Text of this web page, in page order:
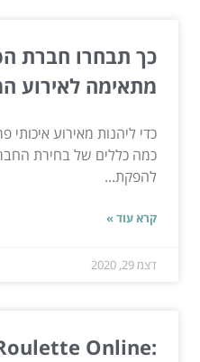
כך תבחרו חברת
מתאימה לאירוע
כדי ליהנות מאירוע איכותי
כמה כללים של בחירת
להפקת...
קרא עוד »
דצמ 29, 2020
Online: